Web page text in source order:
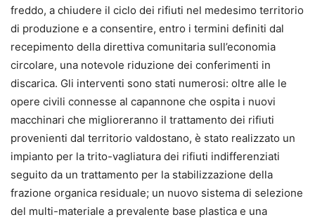
freddo, a chiudere il ciclo dei rifiuti nel medesimo territorio
di produzione e a consentire, entro i termini definiti dal
recepimento della direttiva comunitaria sull’economia
circolare, una notevole riduzione dei conferimenti in
discarica. Gli interventi sono stati numerosi: oltre alle le
opere civili connesse al capannone che ospita i nuovi
macchinari che miglioreranno il trattamento dei rifiuti
provenienti dal territorio valdostano, è stato realizzato un
impianto per la trito-vagliatura dei rifiuti indifferenziati
seguito da un trattamento per la stabilizzazione della
frazione organica residuale; un nuovo sistema di selezione
del multi-materiale a prevalente base plastica e una